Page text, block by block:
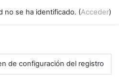
no se ha identificado. (Acceder)
de configuración del registro